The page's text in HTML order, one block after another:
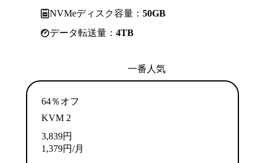
NVMeディスク容量： 50GB
データ転送量： 4TB
一番人気
64％オフ
KVM 2
3,839円
1,379円/月